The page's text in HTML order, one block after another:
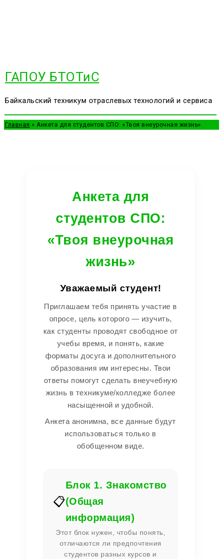
ГАПОУ БТОТиС
Байкальский техникум отраслевых технологий и сервиса
Главная Анкета для студентов СПО: «Твоя внеурочная жизнь»
Анкета для
студентов СПО:
«Твоя внеурочная
жизнь»
Уважаемый студент!
Приглашаем тебя принять участие в
опросе, цель которого — изучить,
как студенты проводят свободное от
учебы время, и понять, какие
форматы досуга и дополнительного
образования им интересны. Твои
ответы помогут сделать внеучебную
жизнь в техникуме/колледже более
насыщенной и удобной.
Анкета анонимна, все данные будут
использоваться только в
обобщенном виде.
📋
Блок 1. Знакомство
(Общая
информация)
Этот блок нужен, чтобы понять,
отличаются ли предпочтения
студентов разных курсов и